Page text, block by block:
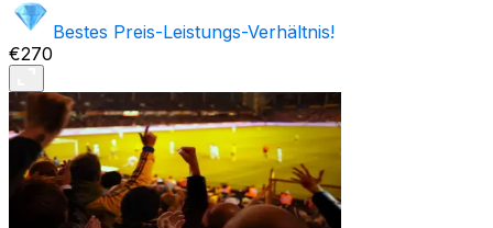
Bestes Preis-Leistungs-Verhältnis!
€270